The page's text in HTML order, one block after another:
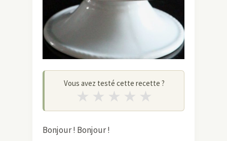
Vous avez testé cette recette ?
★ ★ ★ ★ ★
Bonjour ! Bonjour !